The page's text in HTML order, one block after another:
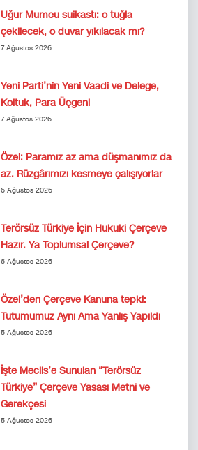
Uğur Mumcu suikastı: o tuğla
çekilecek, o duvar yıkılacak mı?
7 Ağustos 2026
Yeni Parti’nin Yeni Vaadi ve Delege,
Koltuk, Para Üçgeni
7 Ağustos 2026
Özel: Paramız az ama düşmanımız da
az. Rüzgârımızı kesmeye çalışıyorlar
6 Ağustos 2026
Terörsüz Türkiye İçin Hukuki Çerçeve
Hazır. Ya Toplumsal Çerçeve?
6 Ağustos 2026
Özel’den Çerçeve Kanuna tepki:
Tutumumuz Aynı Ama Yanlış Yapıldı
5 Ağustos 2026
İşte Meclis’e Sunulan “Terörsüz
Türkiye” Çerçeve Yasası Metni ve
Gerekçesi
5 Ağustos 2026